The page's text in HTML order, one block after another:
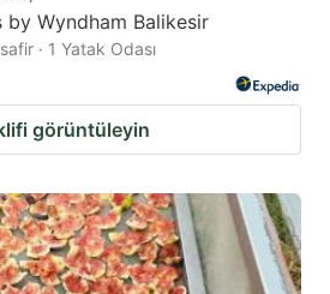
by Wyndham Balikesir
· 1 Yatak Odası
görüntüleyin